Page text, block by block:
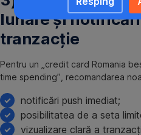
lunare și
tranzacție
Pentru un „credit card Romania
time spending”, recomandarea
notificări push imediat;
posibilitatea de a seta
vizualizare clară a